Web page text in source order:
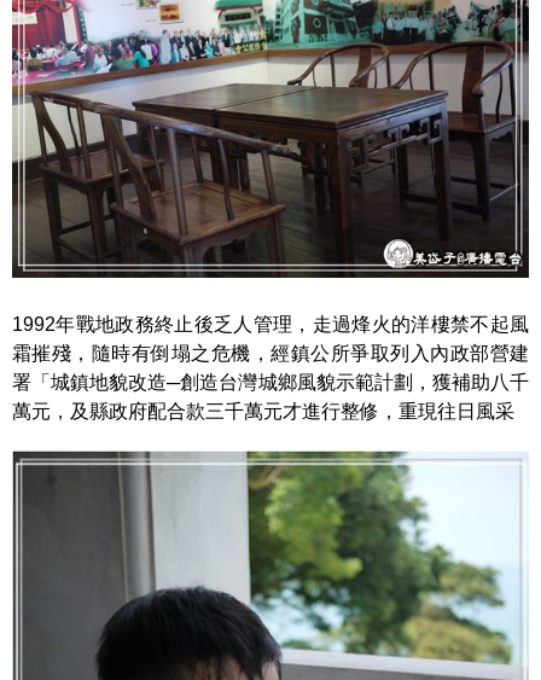
1992年戰地政務終止後乏人管理，走過烽火的洋樓禁不起風
霜摧殘，隨時有倒塌之危機，經鎮公所爭取列入內政部營建
署「城鎮地貌改造─創造台灣城鄉風貌示範計劃，獲補助八千
萬元，及縣政府配合款三千萬元才進行整修，重現往日風采